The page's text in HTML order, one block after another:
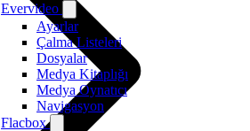
Evervideo
Ayarlar
Çalma Listeleri
Dosyalar
Medya Kitaplığı
Medya Oynatıcı
Navigasyon
Flacbox